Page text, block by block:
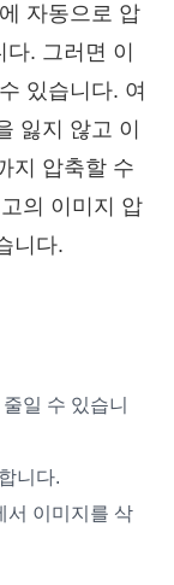
자동으로 압
. 그러면 이
있습니다. 여
잃지 않고 이
지 압축할 수
의 이미지 압
니다.
일 수 있습니
니다.
서 이미지를 삭